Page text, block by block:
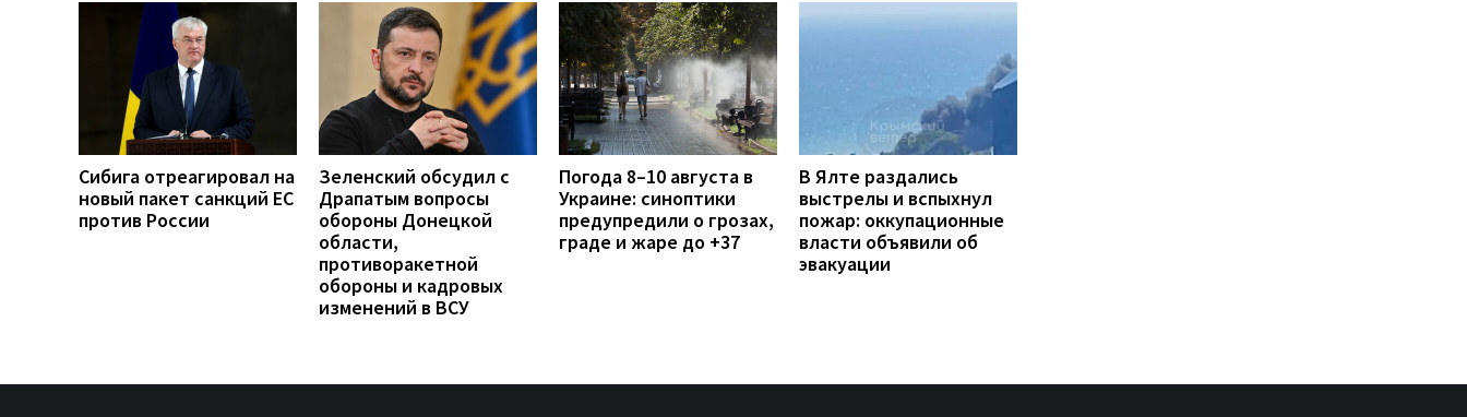
Сибига отреагировал на
новый пакет санкций ЕС
против России
Зеленский обсудил с
Драпатым вопросы
обороны Донецкой
области,
противоракетной
обороны и кадровых
изменений в ВСУ
Погода 8–10 августа в
Украине: синоптики
предупредили о грозах,
граде и жаре до +37
В Ялте раздались
выстрелы и вспыхнул
пожар: оккупационные
власти объявили об
эвакуации